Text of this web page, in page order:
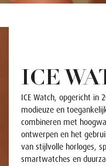
ICE
ICE Watch, opgericht in
modieuze en
combineren met
ontwerpen en het
van stijlvolle horloges,
smartwatches en